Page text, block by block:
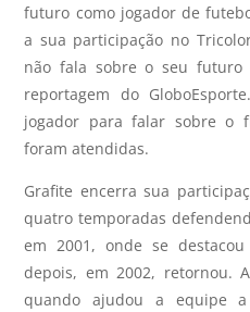
futuro como jogador de
a sua participação no
não fala sobre o seu futuro
reportagem do
jogador para falar sobre o
foram atendidas.
Grafite encerra sua
quatro temporadas
em 2001, onde se
depois, em 2002, retornou.
quando ajudou a equipe